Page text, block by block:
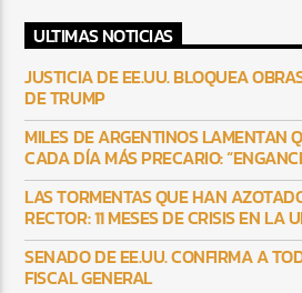
ULTIMAS NOTICIAS
JUSTICIA DE EE.UU. BLOQUEA
DE TRUMP
MILES DE ARGENTINOS LAMENTAN
CADA DÍA MÁS PRECARIO:
LAS TORMENTAS QUE HAN
RECTOR: 11 MESES DE CRISIS EN LA
SENADO DE EE.UU. CONFIRMA A
FISCAL GENERAL